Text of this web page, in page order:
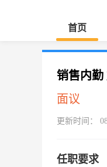
首页
销售内勤
面议
更新时间：
任职要求